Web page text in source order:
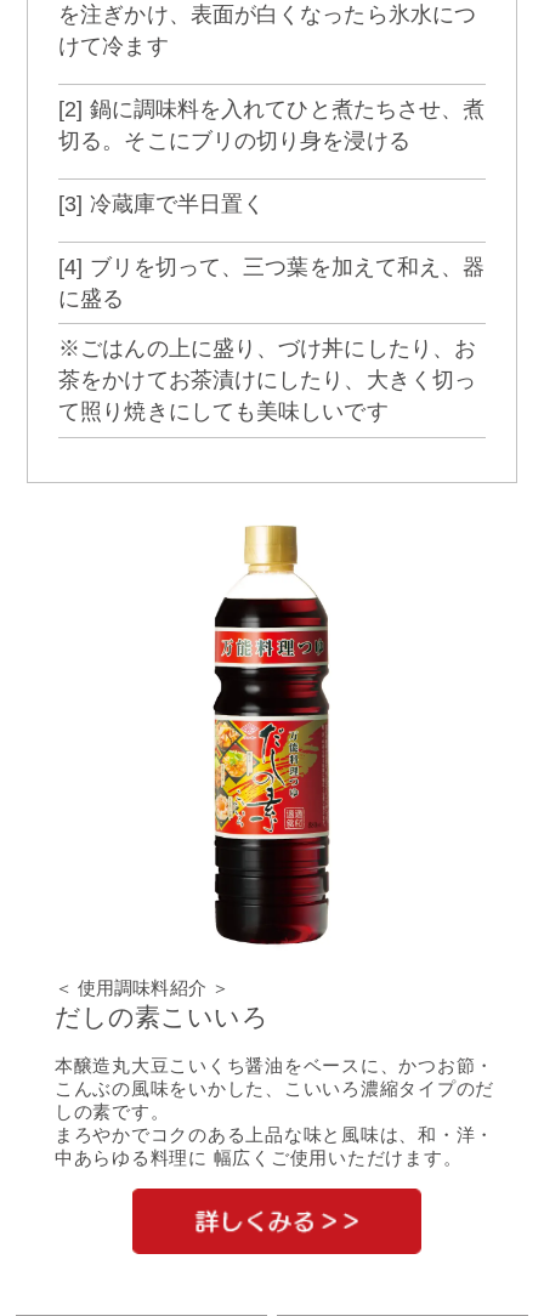
を注ぎかけ、表面が白くなったら氷水につ
けて冷ます
[2] 鍋に調味料を入れてひと煮たちさせ、煮
切る。そこにブリの切り身を浸ける
[3] 冷蔵庫で半日置く
[4] ブリを切って、三つ葉を加えて和え、器
に盛る
※ごはんの上に盛り、づけ丼にしたり、お
茶をかけてお茶漬けにしたり、大きく切っ
て照り焼きにしても美味しいです
＜ 使用調味料紹介 ＞
だしの素こいいろ
本醸造丸大豆こいくち醤油をベースに、かつお節・
こんぶの風味をいかした、こいいろ濃縮タイプのだ
しの素です。
まろやかでコクのある上品な味と風味は、和・洋・
中あらゆる料理に 幅広くご使用いただけます。